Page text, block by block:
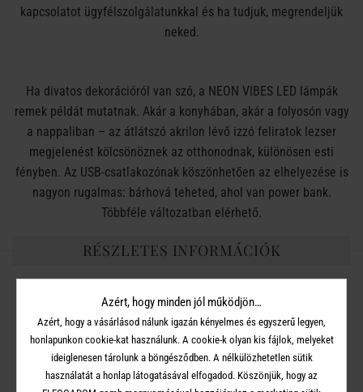
kapcsolatot ügyfélszolgálatunkkal és ha tudjuk, megrendeljük
neked.
Ha divatos dekorációról van szó, a NEON VIBES LED lámpák
remek példát mutatnak. Akár a konyhában, akár a folyosón vagy
a nappaliban – az átlátszó akrilon lévő izzó feliratok lezser
megjelenést kölcsönöznek az otthonodnak, különösen esti
fényben. Az USB-csatlakozónak köszönhetően az elhelyezése is
nagyon rugalmas: bárhová teheted, ahol van power bank.
Többféle változatban elérhető.
RÉSZLETES INFORMÁCIÓK
Szélesség 33 x Mélység 0,7 x Magasság 18,7 cm
Anyag: Akril
Égő típusa:Neon
Azért, hogy minden jól működjön…
Azért, hogy a vásárlásod nálunk igazán kényelmes és egyszerű legyen,
honlapunkon cookie-kat használunk. A cookie-k olyan kis fájlok, melyeket
ideiglenesen tárolunk a böngésződben. A nélkülözhetetlen sütik
használatát a honlap látogatásával elfogadod. Köszönjük, hogy az